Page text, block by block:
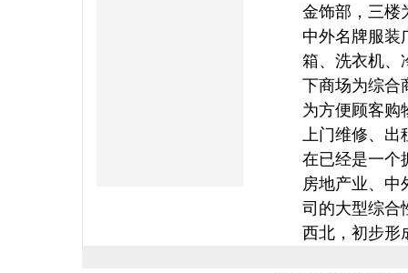
金饰部，三楼
中外名牌服装
箱、洗衣机、
下商场为综合
为方便顾客购
上门维修、出
在已经是一个
房地产业、中
司的大型综合
西北，初步形